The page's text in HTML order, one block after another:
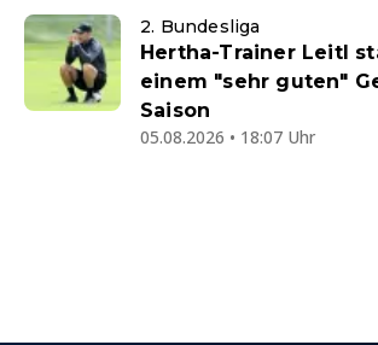
2. Bundesliga
Hertha-Trainer Leitl
einem "sehr guten"
Saison
05.08.2026 • 18:07 Uhr